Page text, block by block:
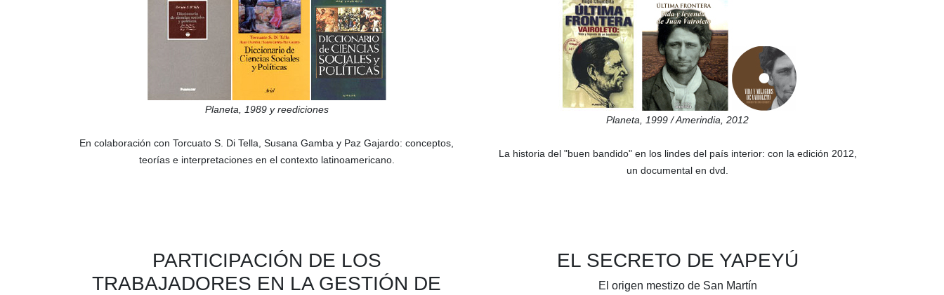
Planeta, 1989y reediciones
En colaboración con Torcuato S. Di Tella Susana Gamba y Paz Gajardo: conceptos,
teorías e interpretaciones en el contexto latinoamericano.
Planeta, 1999 / Amerindia, 2012
La historia del "buen bandido" en los lindes del país interior: con la edición 2012,
un documental en dvd.
PARTICIPACIÓN DE LOS
TRABAJADORES EN LA GESTIÓN DE
EL SECRETO DE YAPEYÚ
El origen mestizo de San Martín